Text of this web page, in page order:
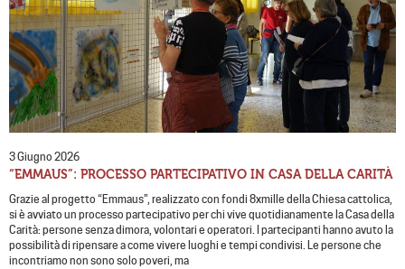
3 Giugno 2026
“EMMAUS”: PROCESSO PARTECIPATIVO IN CASA DELLA CARITÀ
Grazie al progetto “Emmaus”, realizzato con fondi 8xmille della Chiesa cattolica,
si è avviato un processo partecipativo per chi vive quotidianamente la Casa della
Carità: persone senza dimora, volontari e operatori. I partecipanti hanno avuto la
possibilità di ripensare a come vivere luoghi e tempi condivisi. Le persone che
incontriamo non sono solo poveri, ma